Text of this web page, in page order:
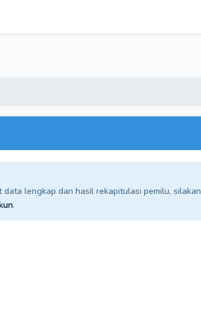
data lengkap dan hasil rekapitulasi pemilu, silakan
.